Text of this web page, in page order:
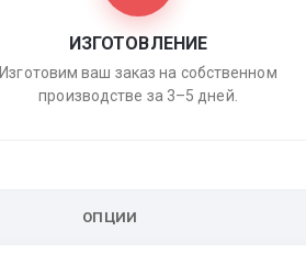
ИЗГОТОВЛЕНИЕ
Изготовим ваш заказ на собственном
производстве за 3–5 дней.
ОПЦИИ